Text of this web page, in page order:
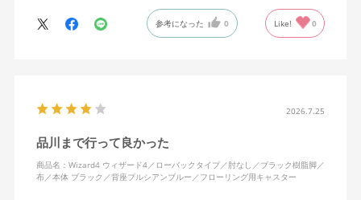
す。Wizard2にもロッキング強度調整機能が備わっており、最弱に
設定した場合は、通常どおり体重を預けることで背もたれは可動
含めれば私より体重の軽い利用者は数多くいると思われるため、
あれば、ロッキング機能としてどのような使用感を想定している
のか疑問に感じています。
参考になった 0 Like! 0
2026.7.25
品川まで行って良かった
商品名：Wizard4 ウィザード4／ローバックタイプ／肘なし／ブラック樹脂脚／
布／本体 ブラック／背座プルシアンブルー／フローリング用キャスター